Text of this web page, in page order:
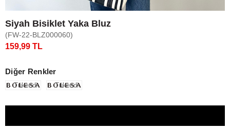
Siyah Bisiklet Yaka Bluz
(FW-22-BLZ000060)
159,99 TL
Diğer Renkler
Tükendi Tükendi